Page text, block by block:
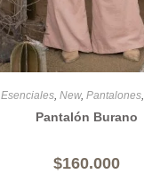
Esenciales, New, Pantalones,
Pantalón Burano
$160.000